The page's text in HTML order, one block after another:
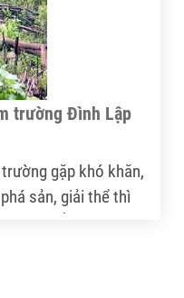
trường Ðình Lập
gặp khó khăn,
sản, giải thể thì